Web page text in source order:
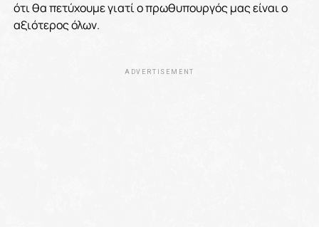
ότι θα πετύχουμε γιατί ο πρωθυπουργός μας είναι ο
αξιότερος όλων.
ADVERTISEMENT